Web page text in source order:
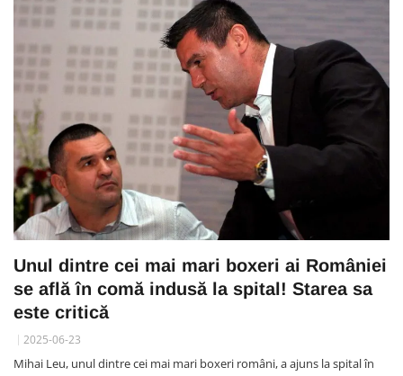
Unul dintre cei mai mari boxeri ai României
se află în comă indusă la spital! Starea sa
este critică
2025-06-23
Mihai Leu, unul dintre cei mai mari boxeri români, a ajuns la spital în